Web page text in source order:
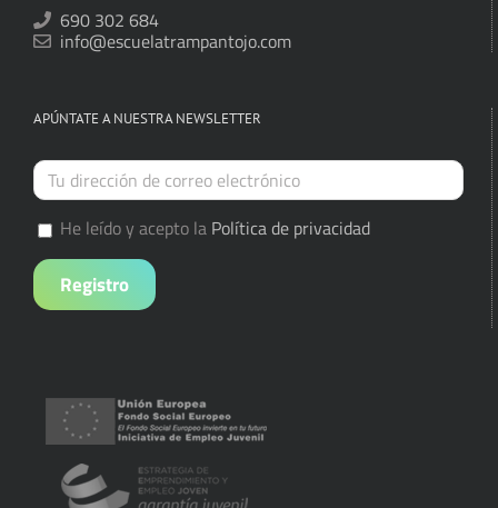
690 302 684
info@escuelatrampantojo.com
APÚNTATE A NUESTRA NEWSLETTER
He leído y acepto la Política de privacidad